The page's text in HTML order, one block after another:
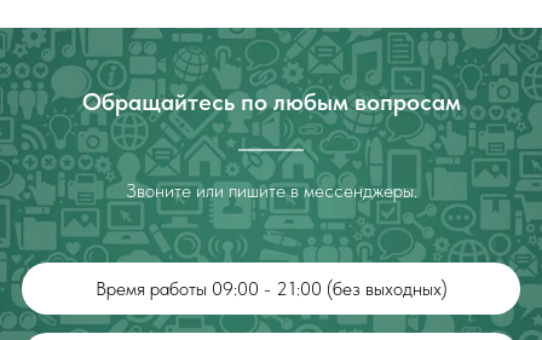
Обращайтесь по любым вопросам
Звоните или пишите в мессенджеры.
Время работы 09:00 - 21:00 (без выходных)